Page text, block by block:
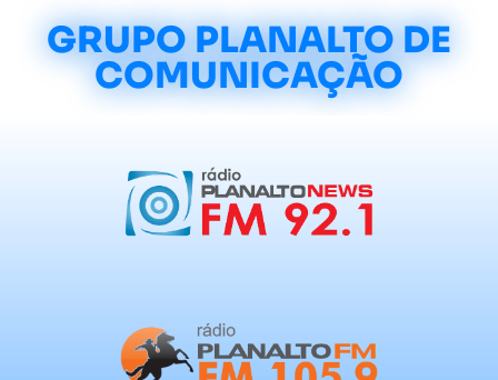
GRUPO PLANALTO DE
COMUNICAÇÃO